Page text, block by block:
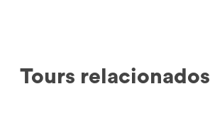
Tours relacionados